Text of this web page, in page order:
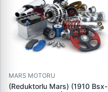
MARS MOTORU
(Reduktorlu Mars) (1910 Bsx-